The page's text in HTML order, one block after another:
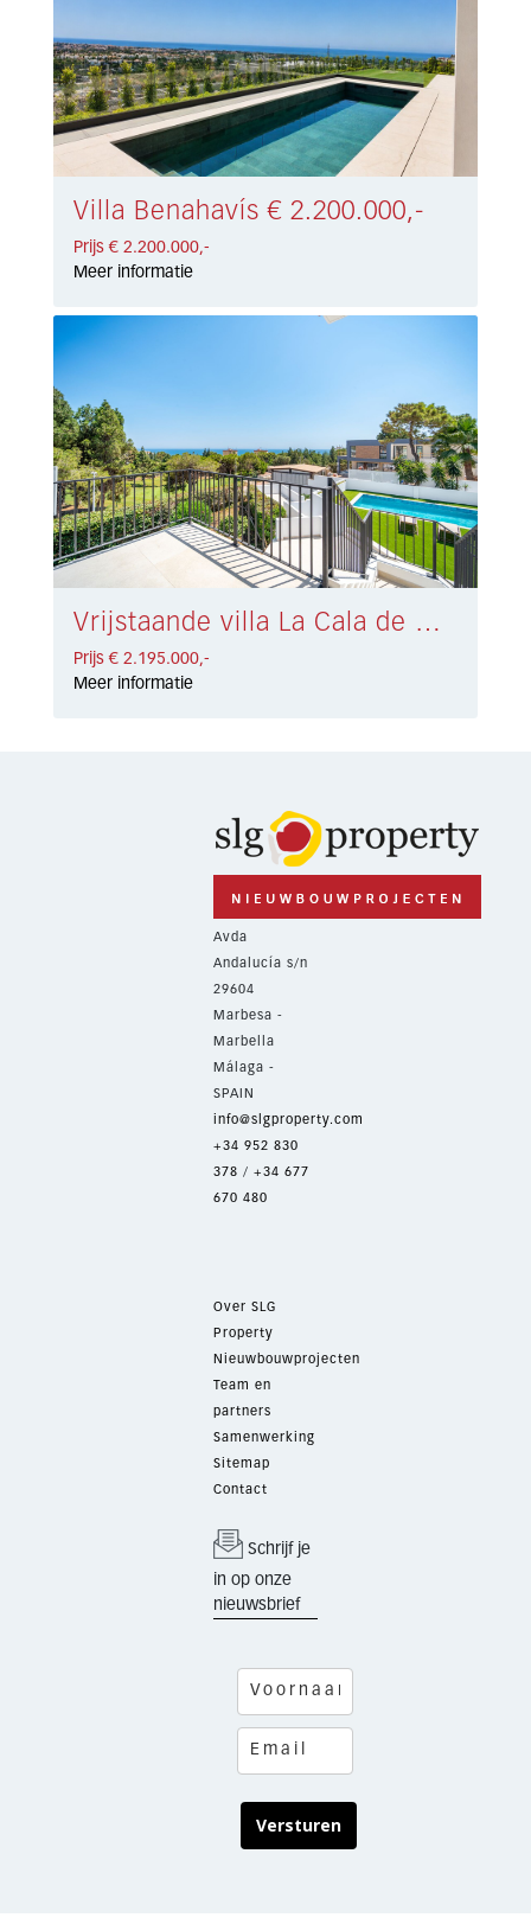
Villa Benahavís € 2.200.000,-
Prijs € 2.200.000,-
Meer informatie
Vrijstaande villa La Cala de Mijas € 2.195.000,-
Prijs € 2.195.000,-
Meer informatie
Avda
Andalucía s/n
29604
Marbesa -
Marbella
Málaga -
SPAIN
info@slgproperty.com
+34 952 830
378 / +34 677
670 480
Over SLG
Property
Nieuwbouwprojecten
Team en
partners
Samenwerking
Sitemap
Contact
Schrijf je
in op onze
nieuwsbrief
Versturen